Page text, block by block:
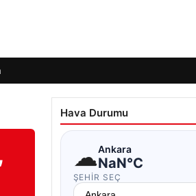
Hava Durumu
☁Ankara
NaN°C
ŞEHIR SEÇ